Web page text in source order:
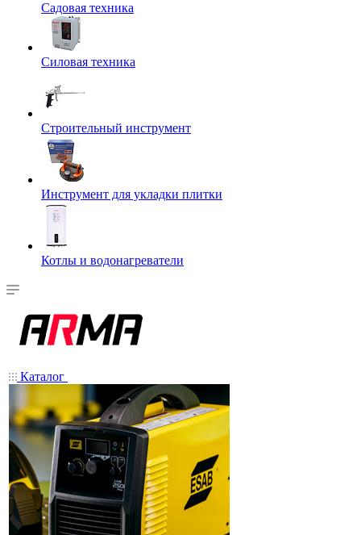
Садовая техника
Силовая техника
Строительный инструмент
Инструмент для укладки плитки
Котлы и водонагреватели
Каталог